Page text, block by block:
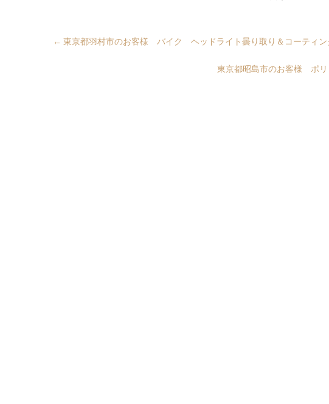
← 東京都羽村市のお客様 バイク ヘッドライト曇り取り＆コーティン
東京都昭島市のお客様 ポ